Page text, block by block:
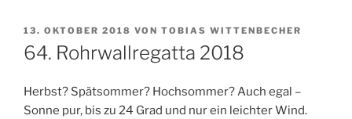
VERÖFFENTLICHT
AM
13. OKTOBER 2018 VON TOBIAS WITTENBECHER
64. Rohrwallregatta 2018
Herbst? Spätsommer? Hochsommer? Auch egal –
Sonne pur, bis zu 24 Grad und nur ein leichter Wind.